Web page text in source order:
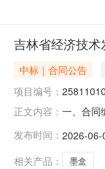
吉林省经济技
中标｜合同公告
项目编号：
正文内容： 一、合同
销处地址
发布时间： 2026-
相关产品：
墨盒